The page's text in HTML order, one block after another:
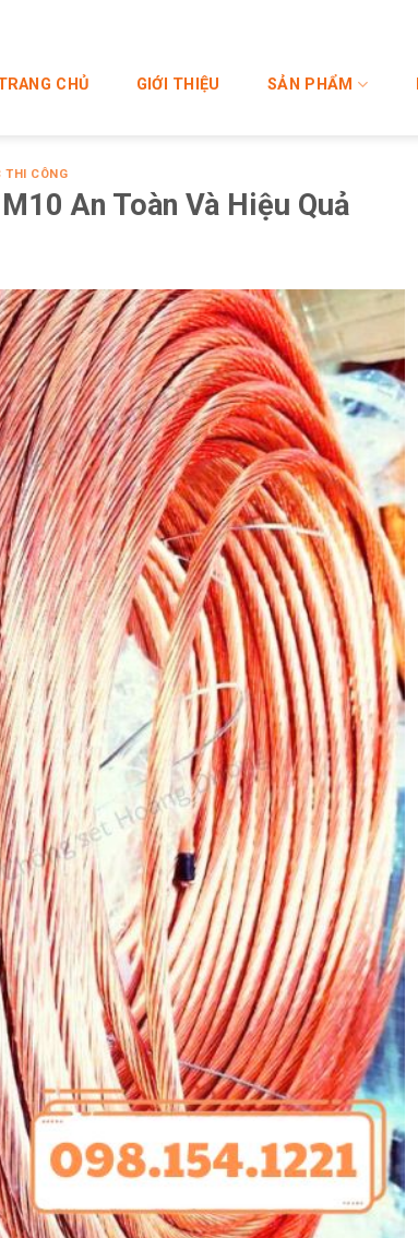
CHỦ GIỚI THIỆU SẢN PHẨM
THI CÔNG
An Toàn Và Hiệu Quả